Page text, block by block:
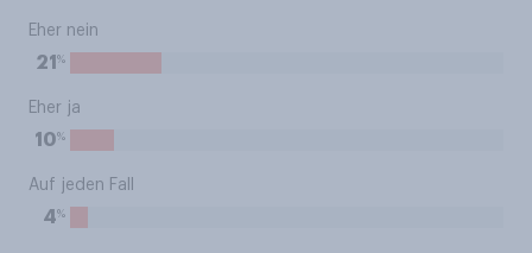
Eher nein
21 %
Eher ja
10%
Auf jeden Fall
4%